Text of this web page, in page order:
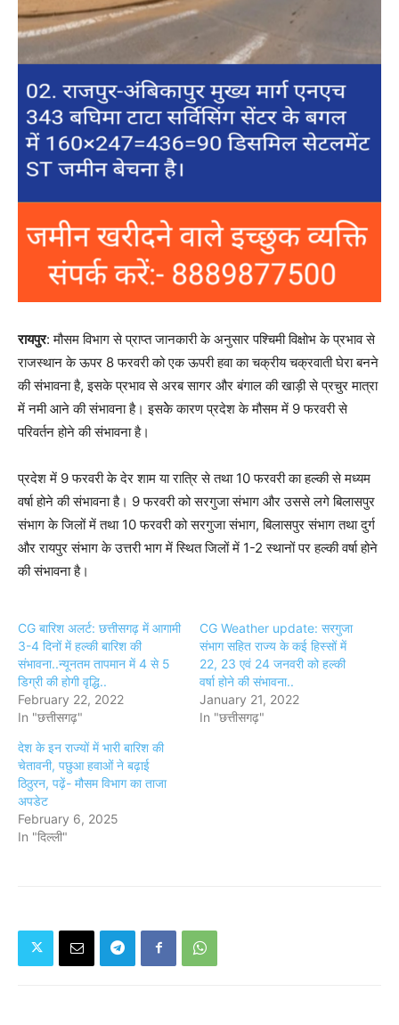
रायपुर: मौसम विभाग से प्राप्त जानकारी के अनुसार पश्चिमी विक्षोभ के प्रभाव से
राजस्थान के ऊपर 8 फरवरी को एक ऊपरी हवा का चक्रीय चक्रवाती घेरा बनने
की संभावना है, इसके प्रभाव से अरब सागर और बंगाल की खाड़ी से प्रचुर मात्रा
में नमी आने की संभावना है। इसकेे कारण प्रदेश के मौसम में 9 फरवरी से
परिवर्तन होने की संभावना है।
प्रदेश में 9 फरवरी के देर शाम या रात्रि से तथा 10 फरवरी का हल्की से मध्यम
वर्षा होने की संभावना है। 9 फरवरी को सरगुजा संभाग और उससे लगे बिलासपुर
संभाग के जिलों में तथा 10 फरवरी को सरगुजा संभाग, बिलासपुर संभाग तथा दुर्ग
और रायपुर संभाग के उत्तरी भाग में स्थित जिलों में 1-2 स्थानों पर हल्की वर्षा होने
की संभावना है।
CG बारिश अलर्ट: छत्तीसगढ़ में आगामी
3-4 दिनों में हल्की बारिश की
संभावना..न्यूनतम तापमान में 4 से 5
डिग्री की होगी वृद्धि..
February 22, 2022
In "छत्तीसगढ़"
CG Weather update: सरगुजा
संभाग सहित राज्य के कई हिस्सों में
22, 23 एवं 24 जनवरी को हल्की
वर्षा होने की संभावना..
January 21, 2022
In "छत्तीसगढ़"
देश के इन राज्यों में भारी बारिश की
चेतावनी, पछुआ हवाओं ने बढ़ाई
ठिठुरन, पढ़ें- मौसम विभाग का ताजा
अपडेट
February 6, 2025
In "दिल्ली"